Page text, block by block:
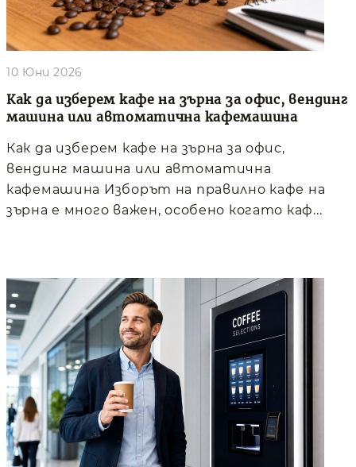
Как да изберем кафе на зърна за офис, вендинг
машина или автоматична кафемашина
10 Юни 2026
Как да изберем кафе на зърна за офис,
вендинг машина или автоматична
кафемашина Изборът на правилно кафе на
зърна е много важен, особено когато каф...